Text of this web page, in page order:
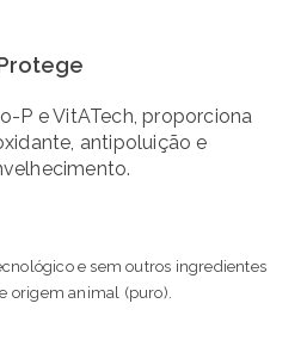
P e VitATech, proporciona
antipoluição e
e sem outros ingredientes
origem animal (puro).